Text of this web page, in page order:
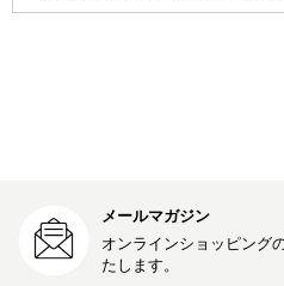
メールマガジン
オンラインショッピング
たします。